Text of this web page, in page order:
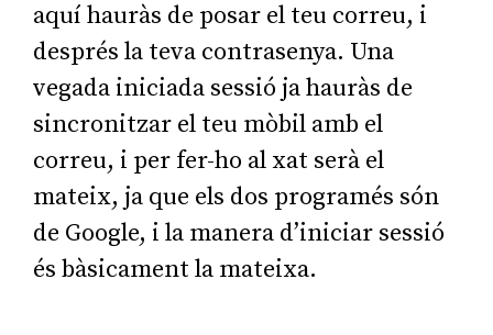
aquí hauràs de posar el teu correu, i
després la teva contrasenya. Una
vegada iniciada sessió ja hauràs de
sincronitzar el teu mòbil amb el
correu, i per fer-ho al xat serà el
mateix, ja que els dos programés són
de Google, i la manera d’iniciar sessió
és bàsicament la mateixa.